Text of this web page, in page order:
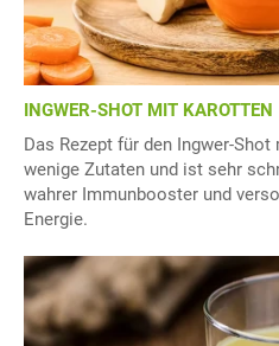
INGWER-SHOT MIT KAROTTEN
Das Rezept für den Ingwer-
wenige Zutaten und ist sehr
wahrer Immunbooster und
Energie.